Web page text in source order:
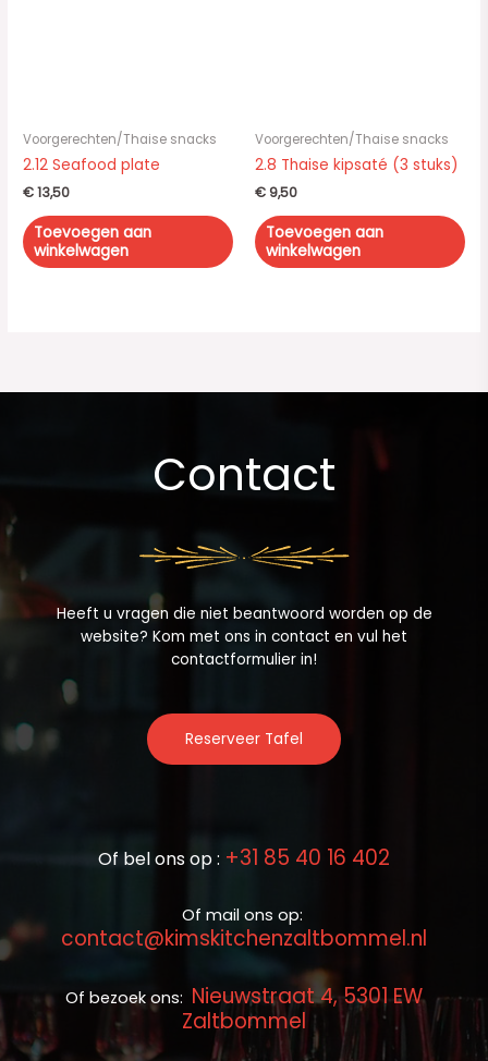
Voorgerechten/Thaise snacks
2.12 Seafood plate
€13,50
Toevoegen aan
winkelwagen
Voorgerechten/Thaise snacks
2.8 Thaise kipsaté (3 stuks)
€ 9,50
Toevoegen aan
winkelwagen
Contact
Heeft u vragen die niet beantwoord worden op de
website? Kom met ons in contact en vul het
contactformulier in!
Reserveer Tafel
Of bel ons op : +31 85 40 16 402
Of mail ons op:
contact@kimskitchenzaltbommel.nl
Of bezoek ons: Nieuwstraat 4, 5301 EW
Zaltbommel